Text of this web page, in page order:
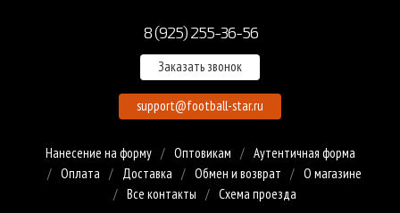
8 (925) 255-36-56
Заказать звонок
support@football-star.ru
Нанесение на форму Оптовикам
Аутентичная форма
Оплата
Доставка Обмен и возврат
О магазине
Все контакты
Схема проезда